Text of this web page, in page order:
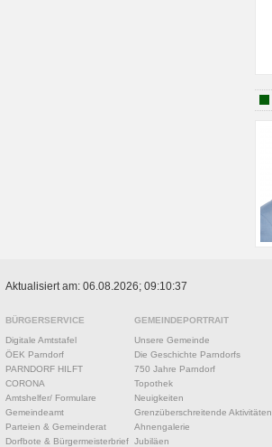
Aktualisiert am: 06.08.2026; 09:10:37
BÜRGERSERVICE
Digitale Amtstafel
ÖEK Parndorf
PARNDORF HILFT
CORONA
Amtshelfer/ Formulare
Gemeindeamt
Parteien & Gemeinderat
Dorfbote & Bürgermeisterbrief
GEMEINDEPORTRAIT
Unsere Gemeinde
Die Geschichte Parndorfs
750 Jahre Parndorf
Topothek
Neuigkeiten
Grenzüberschreitende Aktivitäten
Ahnengalerie
Jubiläen